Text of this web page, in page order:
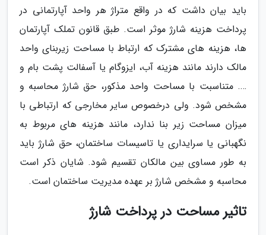
باید بیان داشت که در واقع متراژ هر واحد آپارتمانی در
پرداخت هزینه شارژ موثر است. طبق قانون تملک آپارتمان
ها، هزینه های مشترک که ارتباط با مساحت زیربنای واحد
مالک دارند مانند هزینه آب، ایزوگام یا آسفالت پشت بام و
…. متناسبت با مساحت واحد مذکور، حق شارژ محاسبه و
مشخص شود. ولی درخصوص سایر مخارجی که ارتباطی با
میزان مساحت زیر بنا ندارد، مانند هزینه های مربوط به
نگهبانی یا سرایداری یا تاسیسات ساختمان، حق شارژ باید
به طور مساوی بین مالکان تقسیم شود. شایان ذکر است
محاسبه و مشخص شارژ بر عهده مدیریت ساختمان است.
تاثیر مساحت در پرداخت شارژ